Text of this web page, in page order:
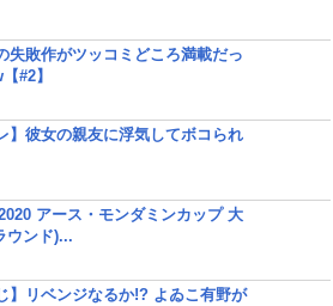
失敗作がツッコミどころ満載だっ
#2】
】彼女の親友に浮気してボコられ
アース・モンダミンカップ 大
ウンド)...
】リベンジなるか!? よゐこ有野が